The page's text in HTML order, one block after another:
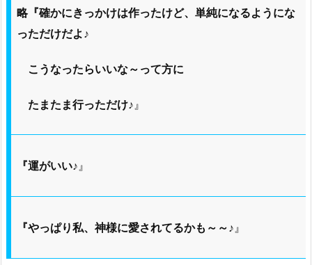
略『確かにきっかけは作ったけど、単純になるようにな
っただけだよ♪
こうなったらいいな～って方に
たまたま行っただけ♪ 』
『運がいい♪』
『やっぱり私、神様に愛されてるかも～～♪ 』